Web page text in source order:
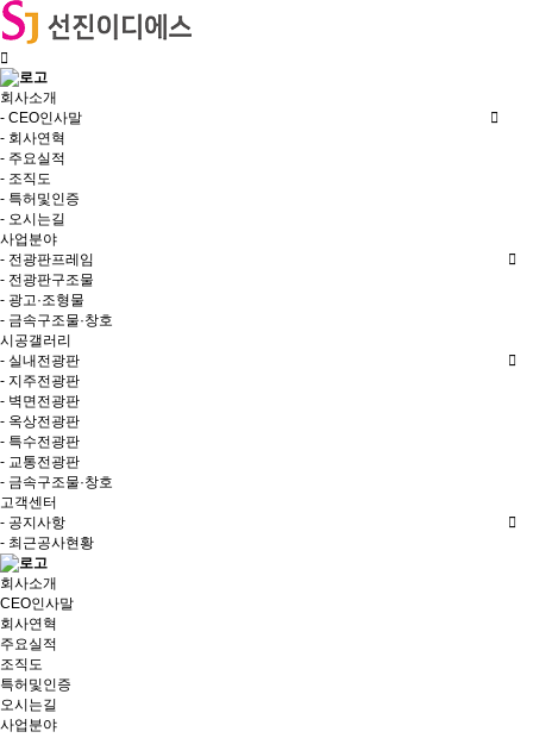
회사소개
- CEO인사말
- 회사연혁
- 주요실적
- 조직도
- 특허및인증
- 오시는길
사업분야
- 전광판프레임
- 전광판구조물
- 광고·조형물
- 금속구조물·창호
시공갤러리
- 실내전광판
- 지주전광판
- 벽면전광판
- 옥상전광판
- 특수전광판
- 교통전광판
- 금속구조물·창호
고객센터
- 공지사항
- 최근공사현황
회사소개
CEO인사말
회사연혁
주요실적
조직도
특허및인증
오시는길
사업분야